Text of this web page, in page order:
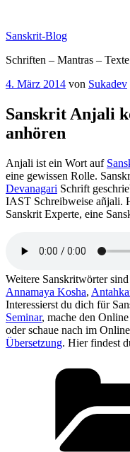
springen
Sanskrit-Blog
Schriften – Mantras – Texte
Veröffentlicht
4. März 2014 von Sukadev
Sanskrit Anjali
anhören
Anjali ist ein Wort auf
eine gewissen Rolle.
Devanagari Schrift
IAST Schreibweise añjali.
Sanskrit Experte, eine
Weitere Sanskritwörter
Annamaya Kosha,
Interessierst du dich für
Seminar, mache den
oder schaue nach im Online
Übersetzung. Hier findest